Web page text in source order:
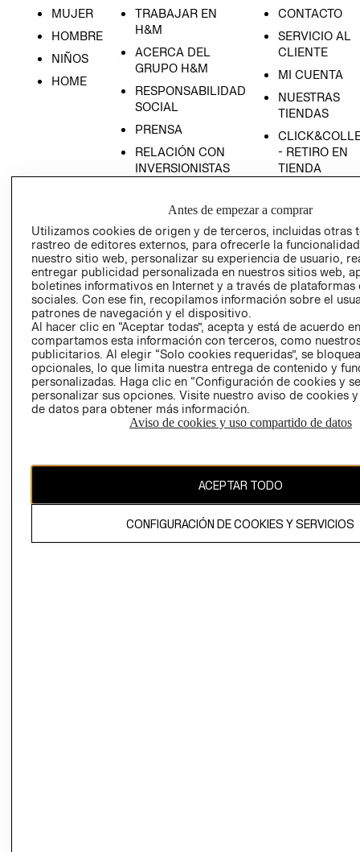
MUJER
HOMBRE
NIÑOS
HOME
TRABAJAR EN
H&M
ACERCA DEL
GRUPO H&M
RESPONSABILIDAD
SOCIAL
PRENSA
RELACIÓN CON
INVERSIONISTAS
EMPRESARIAL
CONTACTO
SERVICIO AL
CLIENTE
MI CUENTA
NUESTRAS
TIENDAS
- RETIRO EN
TIENDA
CONDICIONES
AVISO DE
PRIVACIDAD
GIFT CARD
AVISO DE
COOKIES
Uruguay ($U)
El contenido de esta página web está protegido por copyright y es
propiedad de H&M Hennes & Mauritz AB.
Antes de empezar a comprar
Utilizamos cookies de origen y de terceros, incluidas otras
rastreo de editores externos, para ofrecerle la
nuestro sitio web, personalizar su experiencia de usuario,
entregar publicidad personalizada en nuestros sitios web,
boletines informativos en Internet y a través de plataformas
sociales. Con ese fin, recopilamos información sobre el
patrones de navegación y el dispositivo.
Al hacer clic en “Aceptar todas”, acepta y está de acuerdo
compartamos esta información con terceros, como
publicitarios. Al elegir “Solo cookies requeridas”, se
opcionales, lo que limita nuestra entrega de contenido y
personalizadas. Haga clic en “Configuración de cookies y
personalizar sus opciones. Visite nuestro aviso de cookies
de datos para obtener más información.
Aviso de cookies y uso compartido de datos
ACEPTAR TODO
CONFIGURACIÓN DE COOKIES Y SERVICIOS